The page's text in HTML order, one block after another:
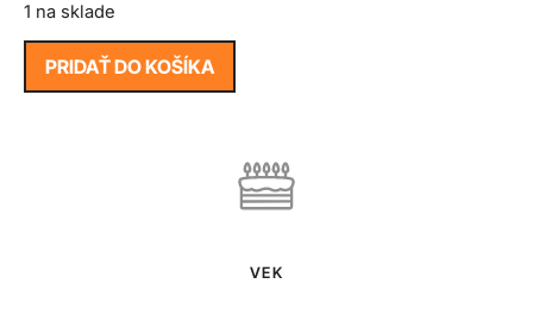
1 na sklade
PRIDAŤ DO KOŠÍKA
VEK